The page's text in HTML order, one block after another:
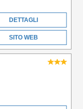
DETTAGLI
SITO WEB